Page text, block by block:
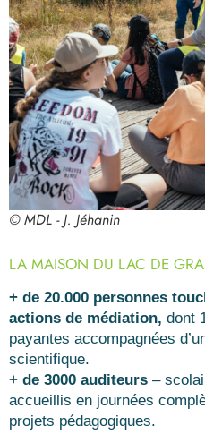
© MDL - J. Jéhanin
LA MAISON DU LAC DE
+ de 20.000 personnes
actions de médiation, dont
payantes accompagnées
scientifique.
+ de 3000 auditeurs –
accueillis en journées
projets pédagogiques.